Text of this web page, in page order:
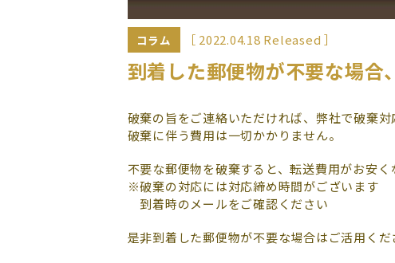
コラム ［ 2022.04.18 Released ］
到着した郵便物が不要な場合
破棄の旨をご連絡いただければ、弊社で破棄対
破棄に伴う費用は一切かかりません。
不要な郵便物を破棄すると、転送費用がお安く
※破棄の対応には対応締め時間がございます
到着時のメールをご確認ください
是非到着した郵便物が不要な場合はご活用くだ